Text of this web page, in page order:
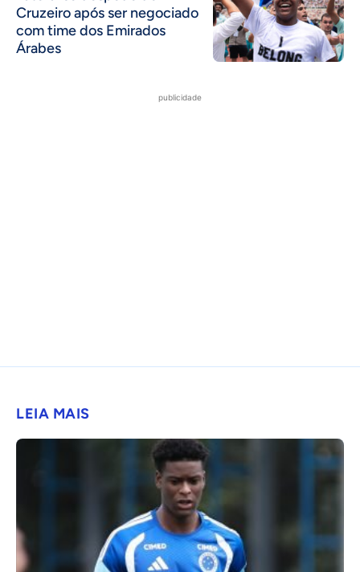
Cruzeiro após ser negociado
com time dos Emirados
Árabes
publicidade
LEIA MAIS